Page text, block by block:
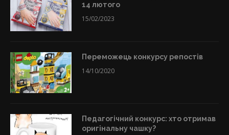
14 лютого
15/02/2023
Переможець конкурсу репостів
14/10/2020
Педагогічний конкурс: хто отримав
оригінальну чашку?